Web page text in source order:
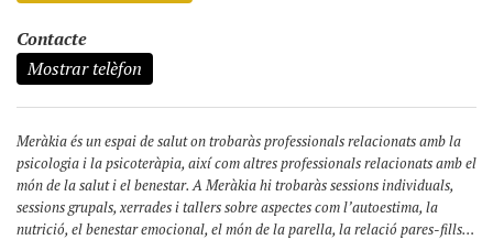
Contacte
Mostrar telèfon
Meràkia és un espai de salut on trobaràs professionals relacionats amb la
psicologia i la psicoteràpia, així com altres professionals relacionats amb el
món de la salut i el benestar. A Meràkia hi trobaràs sessions individuals,
sessions grupals, xerrades i tallers sobre aspectes com l’autoestima, la
nutrició, el benestar emocional, el món de la parella, la relació pares-fills…